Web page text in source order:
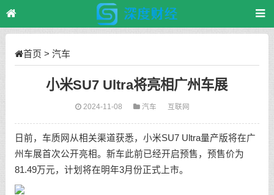
首页 > 汽车
小米SU7 Ultra将亮相广州车展
2024-11-08 汽车 互联网
日前，车质网从相关渠道获悉，小米SU7 Ultra量产版将在广
州车展首次公开亮相。新车此前已经开启预售，预售价为
81.49万元，计划将在明年3月份正式上市。